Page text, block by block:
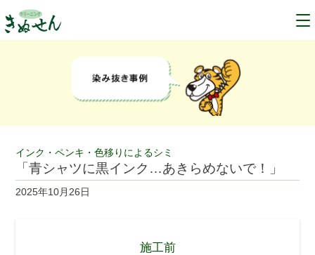
インク・ペンキ・色移りによるシミ
「青シャツに黒インク…あきらめないで！」
2025年10月26日
施工前